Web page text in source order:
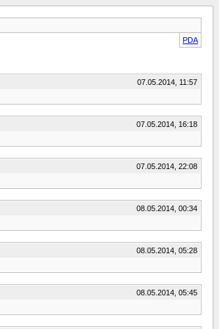
PDA
07.05.2014, 11:57
07.05.2014, 16:18
07.05.2014, 22:08
08.05.2014, 00:34
08.05.2014, 05:28
08.05.2014, 05:45